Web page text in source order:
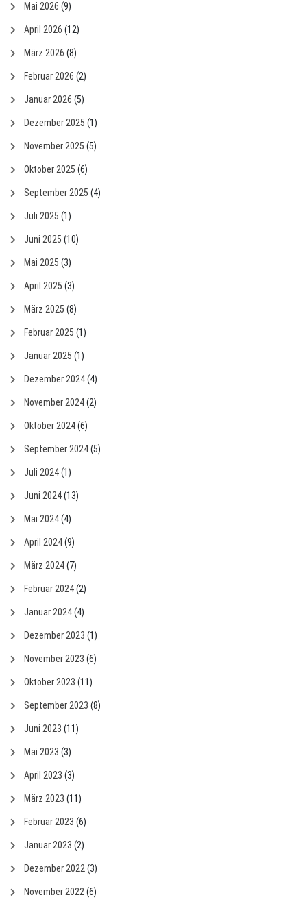
Mai 2026 (9)
April 2026 (12)
März 2026 (8)
Februar 2026 (2)
Januar 2026 (5)
Dezember 2025 (1)
November 2025 (5)
Oktober 2025 (6)
September 2025 (4)
Juli 2025 (1)
Juni 2025 (10)
Mai 2025 (3)
April 2025 (3)
März 2025 (8)
Februar 2025 (1)
Januar 2025 (1)
Dezember 2024(4)
November 2024(2)
Oktober 2024(6)
September 2024(5)
Juli 2024(1)
Juni 2024(13)
Mai 2024(4)
April 2024(9)
März 2024(7)
Februar 2024(2)
Januar 2024(4)
Dezember 2023 (1)
November 2023 (6)
Oktober 2023 (11)
September 2023 (8)
Juni 2023 (11)
Mai 2023 (3)
April 2023 (3)
März 2023 (11)
Februar 2023 (6)
Januar 2023 (2)
Dezember 2022(3)
November 2022(6)